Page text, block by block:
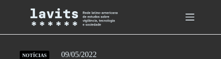
NOTÍCIAS 09/05/2022